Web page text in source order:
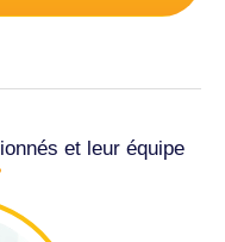
et leur équipe